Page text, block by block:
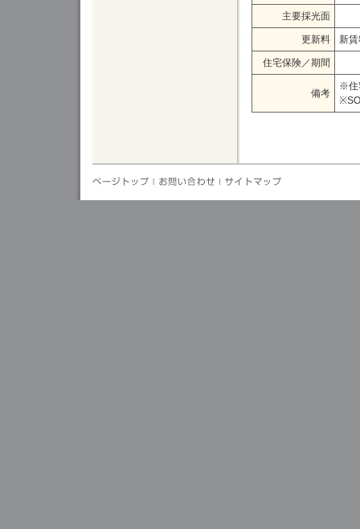
主要採光面
更新料 新
住宅保険／期間
備考
※住